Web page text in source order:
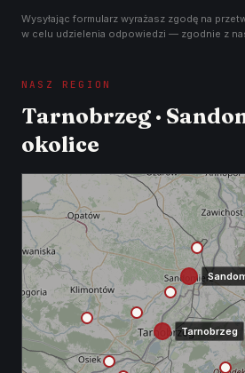
Wysyłając formularz wyrażasz zgodę na
w celu udzielenia odpowiedzi — zgodnie z
NASZ REGION
Tarnobrzeg ·
okolice
Tarnobrzeg